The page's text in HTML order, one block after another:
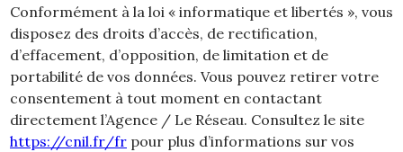
Conformément à la loi « informatique et libertés », vous
disposez des droits d’accès, de rectification,
d’effacement, d’opposition, de limitation et de
portabilité de vos données. Vous pouvez retirer votre
consentement à tout moment en contactant
directement l’Agence / Le Réseau. Consultez le site
https://cnil.fr/fr pour plus d’informations sur vos